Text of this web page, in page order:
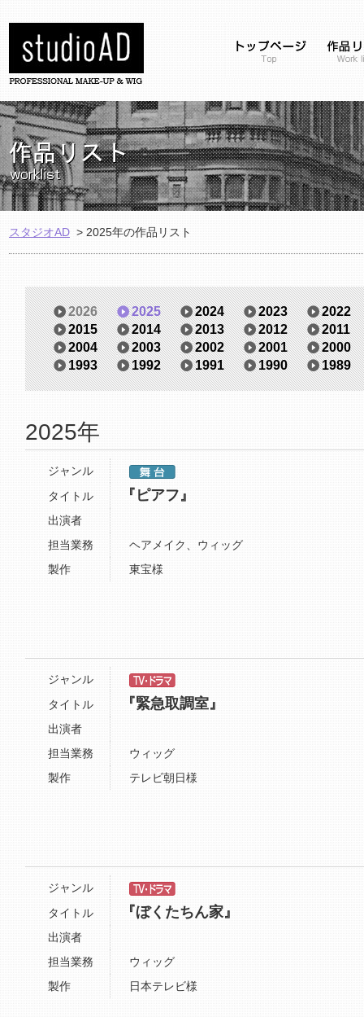
スタジオAD > 2025年の作品リスト
2026 2025 2024 2023
2022
2015
2014 2013 2012
2011
2004
2003 2002 2001
2000
1993
1992 1991 1990 1989
2025年
ジャンル
タイトル
『ピアフ』
出演者
担当業務
ヘアメイク、ウィッグ
製作
東宝様
ジャンル
タイトル
『緊急取調室』
出演者
担当業務
ウィッグ
製作
テレビ朝日様
ジャンル
タイトル
『ぼくたちん家』
出演者
担当業務
ウィッグ
製作
日本テレビ様